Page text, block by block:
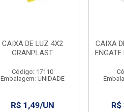
CAIXA DE LUZ 4X2
GRANPLAST
Código: 17110
Embalagem: UNIDADE
R$ 1,49/UN
CAIXA